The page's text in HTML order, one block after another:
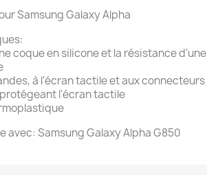
Samsung Galaxy Alpha
coque en silicone et la résistance d'une
à l'écran tactile et aux connecteurs
l'écran tactile
Samsung Galaxy Alpha G850